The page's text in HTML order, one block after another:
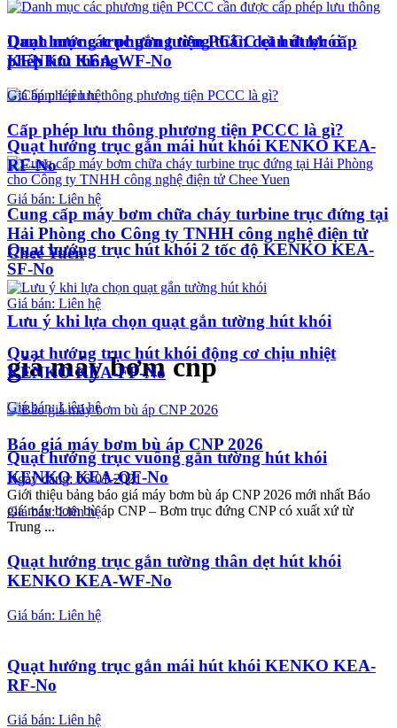
Quạt hướng trục gắn tường thân dẹt hút khói
KENKO KEA-WF-No
Giá bán: Liên hệ
Quạt hướng trục gắn mái hút khói KENKO KEA-
RF-No
Giá bán: Liên hệ
Quạt hướng trục hút khói 2 tốc độ KENKO KEA-
SF-No
Giá bán: Liên hệ
Quạt hướng trục hút khói động cơ chịu nhiệt
KENKO KEA-FF-No
Giá bán: Liên hệ
Quạt hướng trục vuông gắn tường hút khói
KENKO KEA-QF-No
Giá bán: Liên hệ
Quạt hướng trục gắn tường thân dẹt hút khói
KENKO KEA-WF-No
Giá bán: Liên hệ
Quạt hướng trục gắn mái hút khói KENKO KEA-
RF-No
Giá bán: Liên hệ
Danh mục các phương tiện PCCC cần được cấp
phép lưu thông
Cấp phép lưu thông phương tiện PCCC là gì?
Cung cấp máy bơm chữa cháy turbine trục đứng tại
Hải Phòng cho Công ty TNHH công nghệ điện tử
Chee Yuen
Lưu ý khi lựa chọn quạt gắn tường hút khói
giá máy bơm cnp
Báo giá máy bơm bù áp CNP 2026
Ngày đăng: 06-01-2021
Giới thiệu bảng báo giá máy bơm bù áp CNP 2026 mới nhất Báo
giá máy bơm bù áp CNP – Bơm trục đứng CNP có xuất xứ từ
Trung ...